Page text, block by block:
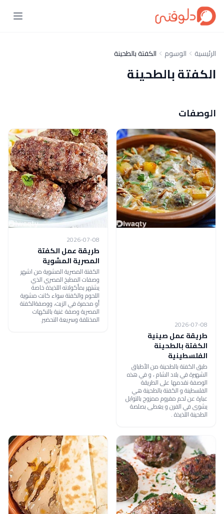
الرئيسية الوسوم الكفتة بالطحينة
الكفتة بالطحينة
الوصفات
2026-07-08
طريقة عمل صينية
الكفتة بالطحينة
الفلسطينية
طبق الكفتة بالطحينة من الأطباق
الشهيرة في بلاد الشام ، و في هذه
الوصفة نقدمها على الطريقة
الفلسطينة و الكفتة بالطحينة هي
عبارة عن لحم مفروم ممزوج بالتوابل
يشوى في الفرن و يغطى بصلصة
الطحينة اللذيذة .
2026-07-08
طريقة عمل الكفتة
المصرية المشوية
الكفتة المصرية المشوية من اشهر
وصفات المطبخ المصري الذي
يشتهر بمأكولاته اللذيذة خاصة
اللحوم والكفتة سواء كانت مشوية
أو محمرة في الزيت، ووصفةالكفتة
المصرية وصفة غنية بالنكهات
المختلفة وسريعة التحضير.